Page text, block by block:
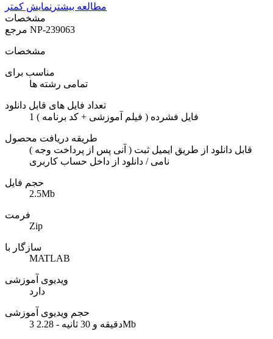
مطالعه بیشتر نمایش کمتر
مشخصات
NP-239063
مشخصات
مناسب برای
تمامی رشته ها
تعداد فایل های قابل دانلود
1 فایل فشرده ( فیلم آموزشی + کد برنامه )
طریقه دریافت محصول
( آنی پس از پرداخت وجه ) قابل دانلود از طریق ایمیل ثبت
نامی / دانلود از داخل حساب کاربری
حجم فایل
2.5Mb
فرمت
Zip
سازگار با
MATLAB
ویدیوی آموزشی
دارد
حجم ویدیوی آموزشی
3 دقیقه و 30 ثانیه - 2.28Mb